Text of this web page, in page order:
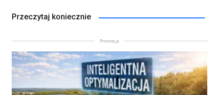
Przeczytaj koniecznie
Promocja